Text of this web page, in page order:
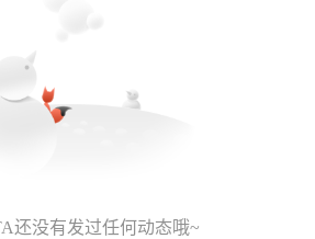
还没有发过任何动态哦~